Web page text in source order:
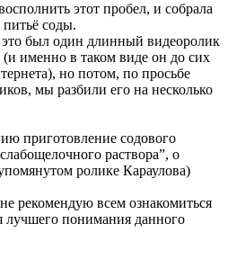
этот пробел, и собрала
соды.
был один длинный видеоролик
именно в таком виде он до сих
но потом, по просьбе
мы разбили его на несколько
приготовление содового
раствора”, о
ролике Караулова)
рекомендую всем ознакомиться
понимания данного